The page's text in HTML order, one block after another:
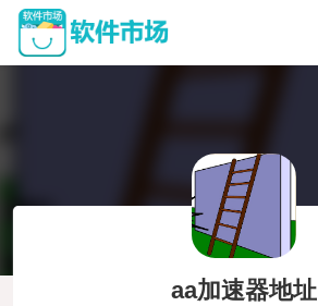
aa加速器地址